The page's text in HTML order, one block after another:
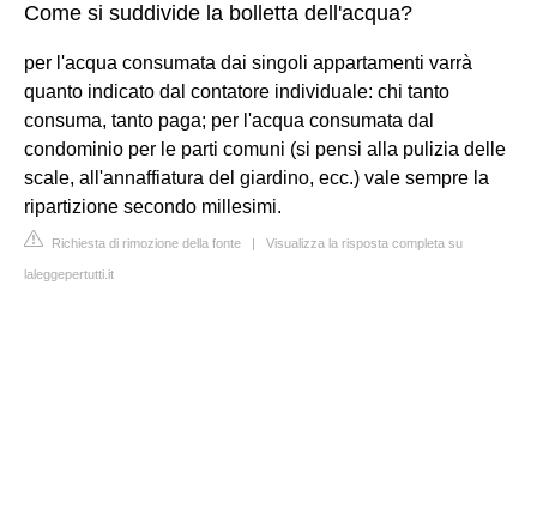
Come si suddivide la bolletta dell'acqua?
per l'acqua consumata dai singoli appartamenti varrà
quanto indicato dal contatore individuale: chi tanto
consuma, tanto paga; per l'acqua consumata dal
condominio per le parti comuni (si pensi alla pulizia delle
scale, all'annaffiatura del giardino, ecc.) vale sempre la
ripartizione secondo millesimi.
Richiesta di rimozione della fonte | Visualizza la risposta completa su
laleggepertutti.it